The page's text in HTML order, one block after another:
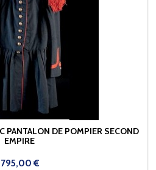
PANTALON DE POMPIER SECOND
EMPIRE
Prix
795,00 €